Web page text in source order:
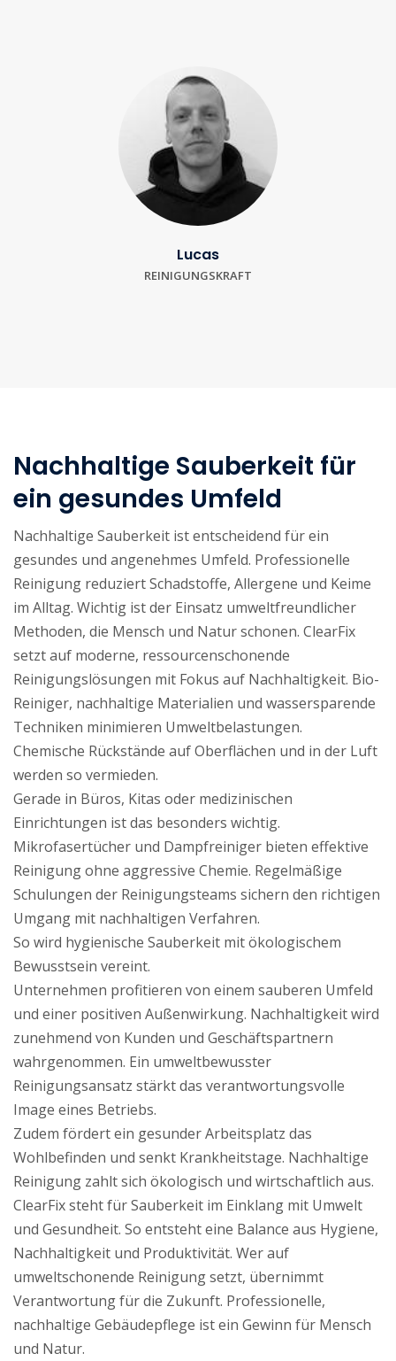
Lucas
REINIGUNGSKRAFT
Nachhaltige Sauberkeit für
ein gesundes Umfeld
Nachhaltige Sauberkeit ist entscheidend für ein
gesundes und angenehmes Umfeld. Professionelle
Reinigung reduziert Schadstoffe, Allergene und Keime
im Alltag. Wichtig ist der Einsatz umweltfreundlicher
Methoden, die Mensch und Natur schonen. ClearFix
setzt auf moderne, ressourcenschonende
Reinigungslösungen mit Fokus auf Nachhaltigkeit. Bio-
Reiniger, nachhaltige Materialien und wassersparende
Techniken minimieren Umweltbelastungen.
Chemische Rückstände auf Oberflächen und in der Luft
werden so vermieden.
Gerade in Büros, Kitas oder medizinischen
Einrichtungen ist das besonders wichtig.
Mikrofasertücher und Dampfreiniger bieten effektive
Reinigung ohne aggressive Chemie. Regelmäßige
Schulungen der Reinigungsteams sichern den richtigen
Umgang mit nachhaltigen Verfahren.
So wird hygienische Sauberkeit mit ökologischem
Bewusstsein vereint.
Unternehmen profitieren von einem sauberen Umfeld
und einer positiven Außenwirkung. Nachhaltigkeit wird
zunehmend von Kunden und Geschäftspartnern
wahrgenommen. Ein umweltbewusster
Reinigungsansatz stärkt das verantwortungsvolle
Image eines Betriebs.
Zudem fördert ein gesunder Arbeitsplatz das
Wohlbefinden und senkt Krankheitstage. Nachhaltige
Reinigung zahlt sich ökologisch und wirtschaftlich aus.
ClearFix steht für Sauberkeit im Einklang mit Umwelt
und Gesundheit. So entsteht eine Balance aus Hygiene,
Nachhaltigkeit und Produktivität. Wer auf
umweltschonende Reinigung setzt, übernimmt
Verantwortung für die Zukunft. Professionelle,
nachhaltige Gebäudepflege ist ein Gewinn für Mensch
und Natur.